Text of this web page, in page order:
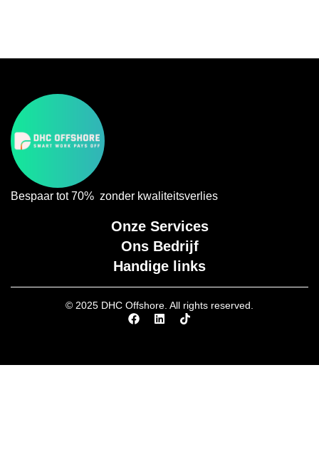
Bespaar tot 70% zonder kwaliteitsverlies
Onze Services
Ons Bedrijf
Handige links
© 2025 DHC Offshore. All rights reserved.